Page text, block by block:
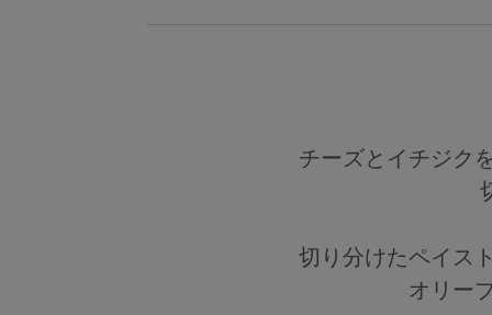
チーズとイチジク
切り分けたペイス
オリー